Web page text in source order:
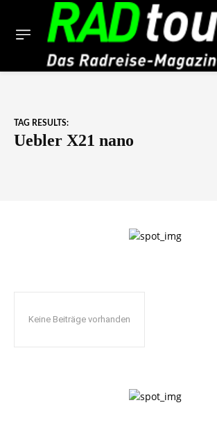
TAG RESULTS:
Uebler X21 nano
Keine Beiträge vorhanden